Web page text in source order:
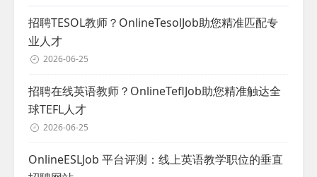
招聘TESOL教师？OnlineTesolJob助您精准匹配专
业人才
2026-06-25
招聘在线英语教师？OnlineTeflJob助您精准触达全
球TEFL人才
2026-06-25
OnlineESLJob 平台评测：线上英语教学职位的垂直